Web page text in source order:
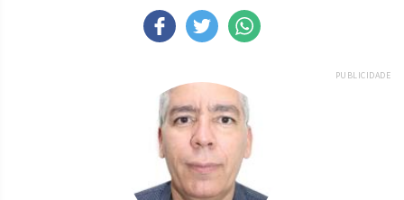
PUBLICIDADE